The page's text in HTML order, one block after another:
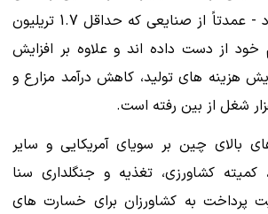
شود) شنیده می شود - عمدتاً از صنایعی که حداقل 1.7 تریلیون
از دست داده اند و علاوه بر افزایش
هزینه های تولید، کاهش درآمد مزارع و
شغل از بین رفته است.
بالای چین بر سویای آمریکایی و سایر
کشاورزی، تغذیه و جنگلداری سنا
پرداخت به کشاورزان برای خسارت های